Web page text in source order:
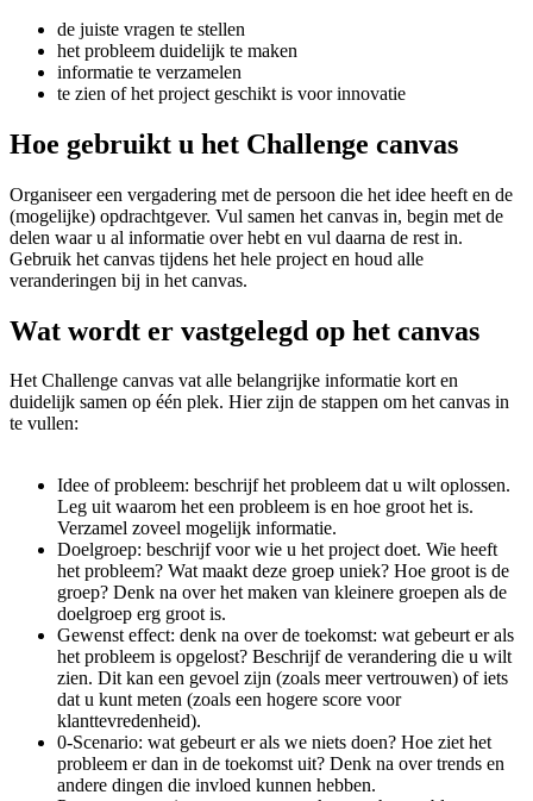
de juiste vragen te stellen
het probleem duidelijk te maken
informatie te verzamelen
te zien of het project geschikt is voor innovatie
Hoe gebruikt u het Challenge canvas
Organiseer een vergadering met de persoon die het idee heeft en de
(mogelijke) opdrachtgever. Vul samen het canvas in, begin met de
delen waar u al informatie over hebt en vul daarna de rest in.
Gebruik het canvas tijdens het hele project en houd alle
veranderingen bij in het canvas.
Wat wordt er vastgelegd op het canvas
Het Challenge canvas vat alle belangrijke informatie kort en
duidelijk samen op één plek. Hier zijn de stappen om het canvas in
te vullen:
Idee of probleem: beschrijf het probleem dat u wilt oplossen.
Leg uit waarom het een probleem is en hoe groot het is.
Verzamel zoveel mogelijk informatie.
Doelgroep: beschrijf voor wie u het project doet. Wie heeft
het probleem? Wat maakt deze groep uniek? Hoe groot is de
groep? Denk na over het maken van kleinere groepen als de
doelgroep erg groot is.
Gewenst effect: denk na over de toekomst: wat gebeurt er als
het probleem is opgelost? Beschrijf de verandering die u wilt
zien. Dit kan een gevoel zijn (zoals meer vertrouwen) of iets
dat u kunt meten (zoals een hogere score voor
klanttevredenheid).
0-Scenario: wat gebeurt er als we niets doen? Hoe ziet het
probleem er dan in de toekomst uit? Denk na over trends en
andere dingen die invloed kunnen hebben.